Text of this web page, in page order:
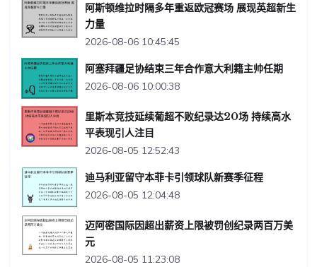
阿斯顿维拉时隔多年重返欧冠赛场 展现英超新生
力量
2026-08-06 10:45:45
阿塞拜疆足协结束三年合作意大利籍主帅任期
2026-08-06 10:00:38
里斯本竞技延续葡超不败纪录达20场 持续高水
平表现引人注目
2026-08-05 12:52:43
迪马利亚留守本菲卡引领球队新赛季征程
2026-08-05 12:04:48
迈阿密国际因超出薪资上限被罚创纪录两百万美
元
2026-08-05 11:23:08